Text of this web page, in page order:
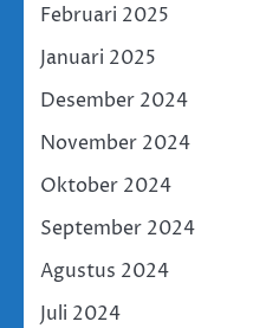
Februari 2025
Januari 2025
Desember 2024
November 2024
Oktober 2024
September 2024
Agustus 2024
Juli 2024